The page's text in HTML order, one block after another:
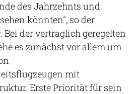
des Jahrzehnts und
könnten", so der
der vertraglich geregelten
es zunächst vor allem um
mit
Erste Priorität für sein